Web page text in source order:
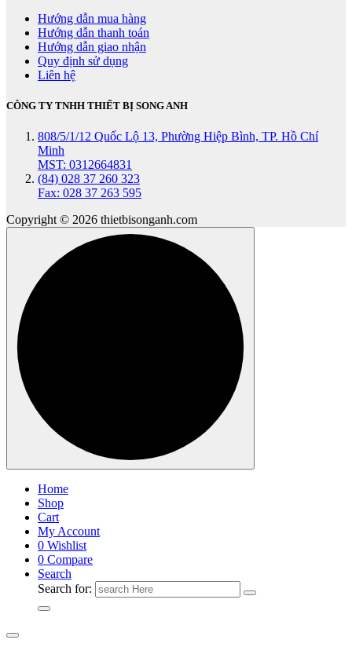
Hướng dẫn mua hàng
Hướng dẫn thanh toán
Hướng dẫn giao nhận
Quy định sử dụng
Liên hệ
CÔNG TY TNHH THIẾT BỊ SONG ANH
808/5/1/12 Quốc Lộ 13, Phường Hiệp Bình, TP. Hồ Chí
Minh
MST: 0312664831
(84) 028 37 260 323
Fax: 028 37 263 595
Copyright © 2026 thietbisonganh.com
Home
Shop
Cart
My Account
0 Wishlist
0 Compare
Search
Search for: